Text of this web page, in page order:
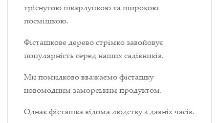
тріснутою шкарлупкою та широкою
посмішкою.
Фісташкове дерево стрімко завойовує
популярність серед наших садівників.
Ми помилково вважаємо фісташку
новомодним заморським продуктом.
Однак фісташка відома людству з давніх часів.